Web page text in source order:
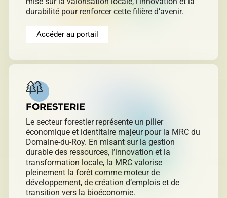
durabilité pour renforcer cette filière d’avenir.
Accéder au portail
FORESTERIE
Le secteur forestier représente un pilier
économique et identitaire majeur pour la MRC du
Domaine-du-Roy. En misant sur la gestion
durable des ressources, l’innovation et la
transformation locale, la MRC valorise
pleinement la forêt comme moteur de
développement, de création d’emplois et de
transition vers la bioéconomie.